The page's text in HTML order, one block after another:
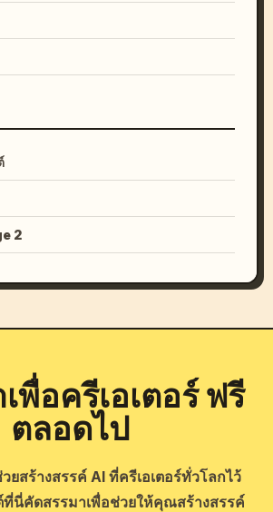
2
พื่อครีเอเตอร์ ฟรี
ตลอดไป
ยสร้างสรรค์ AI ที่ครีเอเตอร์ทั่วโลกไว้
ที่นี่คัดสรรมาเพื่อช่วยให้คุณสร้างสรรค์